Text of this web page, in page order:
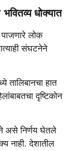
धोक्यात
लोक
संघटनेने
तालिबानचा हात
दृष्टिकोन
असे निर्णय घेतले
नाही. देशातील